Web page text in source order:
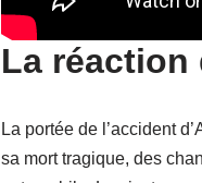
La réaction
La portée de l’accident
sa mort tragique, des